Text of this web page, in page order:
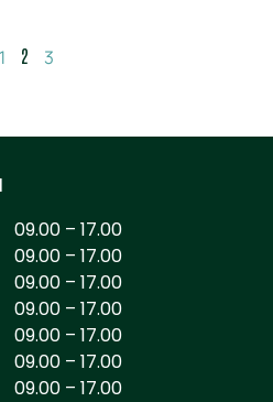
1 2 3
09.00 – 17.00
09.00 – 17.00
09.00 – 17.00
09.00 – 17.00
09.00 – 17.00
09.00 – 17.00
09.00 – 17.00